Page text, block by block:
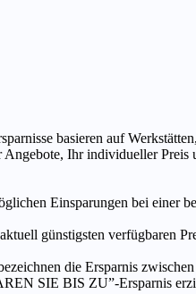
basieren auf
Ihr individueller
Einsparungen bei einer
günstigsten verfügbaren
die Ersparnis
SIE BIS ZU”-Ersparnis